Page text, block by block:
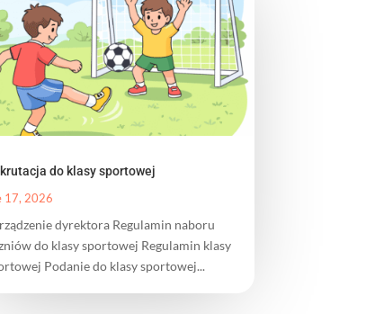
do klasy sportowej
17, 2026
dyrektora Regulamin naboru
do klasy sportowej Regulamin klasy
Podanie do klasy sportowej...